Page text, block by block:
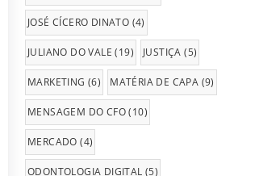
JOSÉ CÍCERO DINATO (4)
JULIANO DO VALE (19) JUSTIÇA (5)
MARKETING (6) MATÉRIA DE CAPA (9)
MENSAGEM DO CFO(10)
MERCADO (4)
ODONTOLOGIA DIGITAL (5)